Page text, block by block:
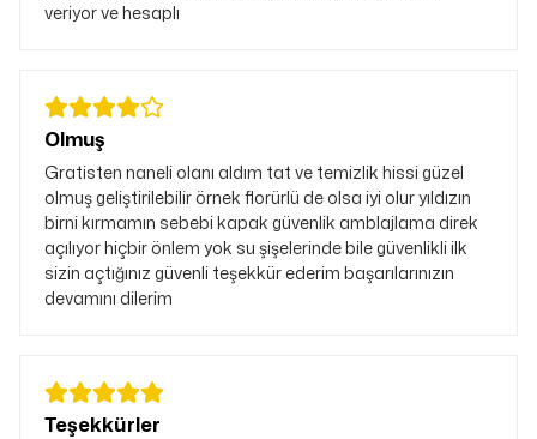
veriyor ve hesaplı
Olmuş
Gratisten naneli olanı aldım tat ve temizlik hissi güzel
olmuş geliştirilebilir örnek florürlü de olsa iyi olur yıldızın
birni kırmamın sebebi kapak güvenlik amblajlama direk
açılıyor hiçbir önlem yok su şişelerinde bile güvenlikli ilk
sizin açtığınız güvenli teşekkür ederim başarılarınızın
devamını dilerim
Teşekkürler